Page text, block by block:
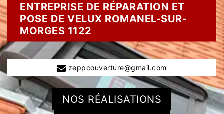
ENTREPRISE DE RÉPARATION ET
POSE DE VELUX ROMANEL-SUR-
MORGES 1122
zeppcouverture@gmail.com
NOS RÉALISATIONS